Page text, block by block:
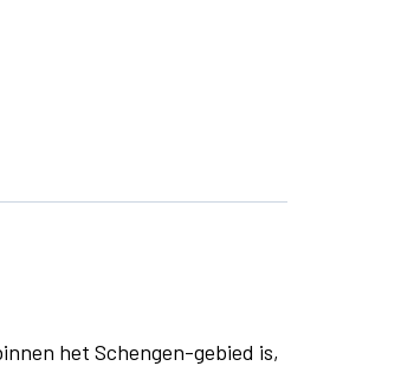
het Schengen-gebied is,